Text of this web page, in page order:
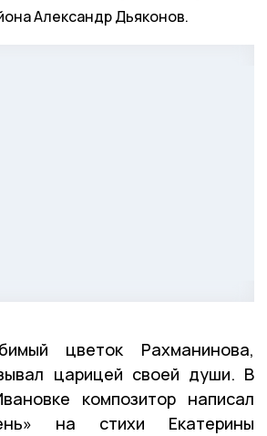
Александр Дьяконов.
цветок Рахманинова,
царицей своей души. В
композитор написал
на стихи Екатерины